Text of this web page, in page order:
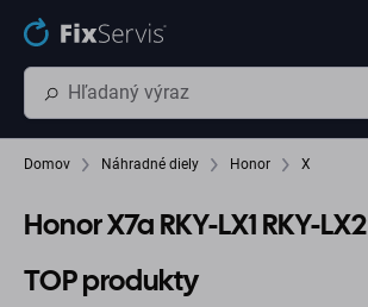
Preskočiť na hlavný obsah
Domov Náhradné diely Honor X
Honor X7a RKY-LX1 RKY-LX2
TOP produkty